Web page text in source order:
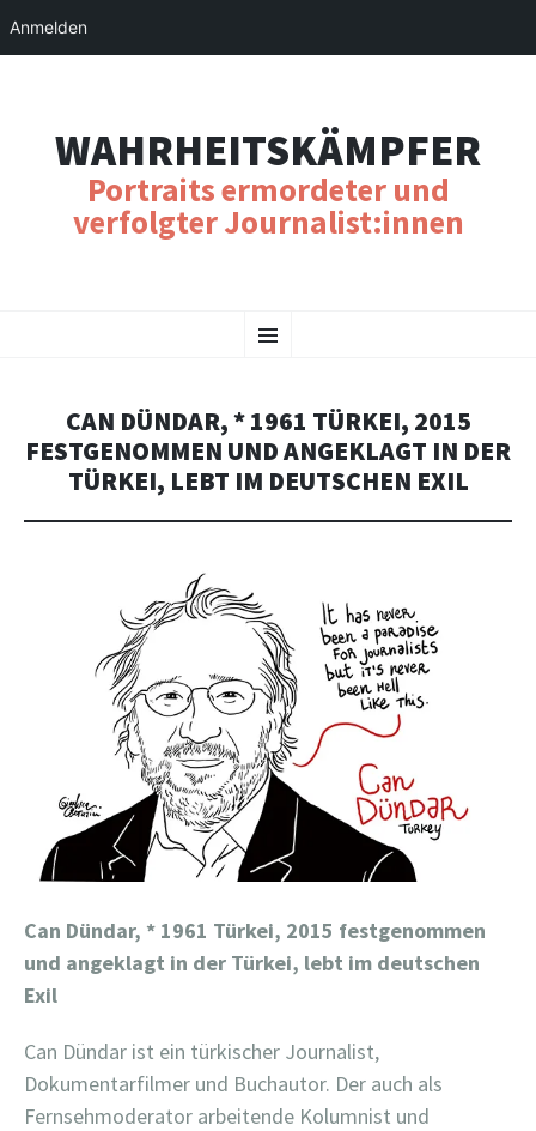
WAHRHEITSKÄMPFER
Portraits ermordeter und
verfolgter Journalist:innen
Menu
TO
CAN DÜNDAR, * 1961 TÜRKEI, 2015
FESTGENOMMEN UND ANGEKLAGT IN DER
TÜRKEI, LEBT IM DEUTSCHEN EXIL
Can Dündar, * 1961 Türkei, 2015 festgenommen
und angeklagt in der Türkei, lebt im deutschen
Exil
Can Dündar ist ein türkischer Journalist,
Dokumentarfilmer und Buchautor. Der auch als
Fernsehmoderator arbeitende Kolumnist und
Anmelden